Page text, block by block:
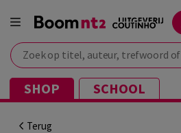
Zoek op titel, auteur, trefwoord of ISBN
SHOP SCHOOL
Terug